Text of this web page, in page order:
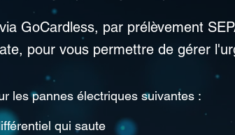
GoCardless, par prélèvement
pour vous permettre de gérer
les pannes électriques suivantes :
qui saute